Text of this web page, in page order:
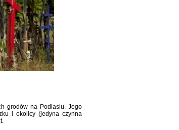
grodów na Podlasiu. Jego
i okolicy (jedyna czynna